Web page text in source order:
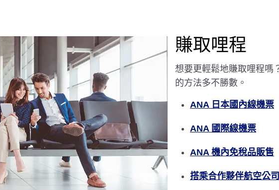
賺取哩程
想要更輕鬆地賺取哩程嗎
的方法多不勝數。
ANA 日本國內線機票
ANA 國際線機票
ANA 機內免稅品販售
搭乘合作夥伴航空公